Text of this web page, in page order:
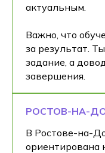
актуальным.
Важно, что
за результат.
задание, а
завершения.
РОСТОВ-НА-
В Ростове-на-
ориентирована